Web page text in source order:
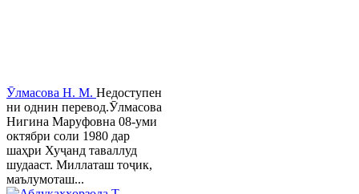
Ӯлмасова Н. М. Недоступен
ни однин перевод.Ӯлмасова
Нигина Маруфовна 08-уми
октябри соли 1980 дар
шаҳри Хуҷанд таваллуд
шудааст. Миллаташ тоҷик,
маълумоташ...